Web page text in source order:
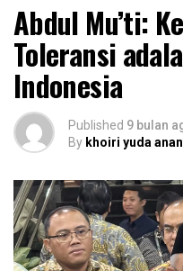
Abdul Mu’ti:
Toleransi
Indonesia
Published 9 bulan
By khoiri yuda